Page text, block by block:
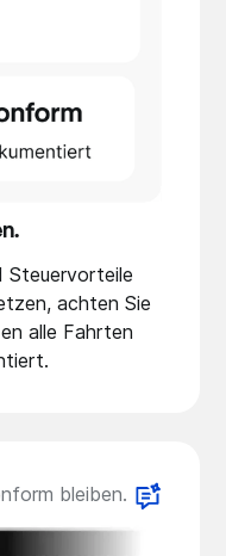
Steuervorteile
achten Sie
alle Fahrten
bleiben.